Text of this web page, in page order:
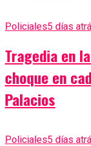
Policiales5 días
Tragedia en
choque en
Palacios
Policiales5 días